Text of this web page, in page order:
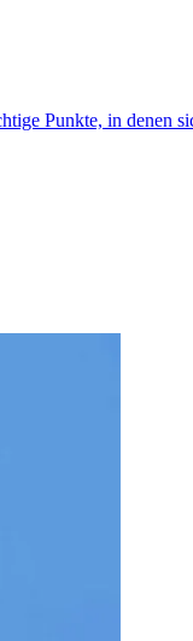
Punkte, in denen